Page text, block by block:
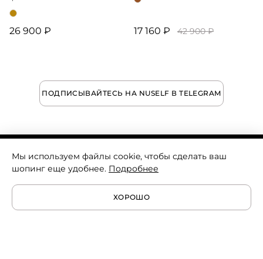
26 900 ₽ 17 160 ₽ 42 900 ₽
ПОДПИСЫВАЙТЕСЬ НА NUSELF В TELEGRAM
Скачайте наше приложение и получите скидку
на первый заказ
Мы используем файлы cookie, чтобы сделать ваш
шопинг еще удобнее. Подробнее
ХОРОШО